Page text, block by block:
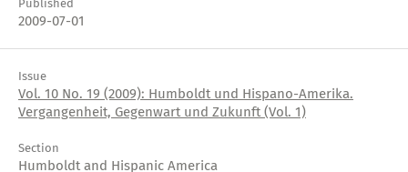
Published
2009-07-01
Issue
Vol. 10 No. 19 (2009): Humboldt und Hispano-Amerika.
Vergangenheit, Gegenwart und Zukunft (Vol. 1)
Section
Humboldt and Hispanic America